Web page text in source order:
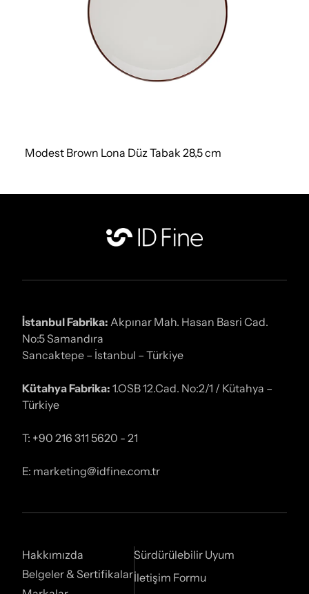
Modest Brown Lona Düz Tabak 28,5 cm
İstanbul Fabrika: Akpınar Mah. Hasan Basri Cad.
No:5 Samandıra
Sancaktepe – İstanbul – Türkiye
Kütahya Fabrika: 1.OSB 12.Cad. No:2/1 / Kütahya –
Türkiye
T: +90 216 311 5620 - 21
E: marketing@idfine.com.tr
Hakkımızda
Belgeler & Sertifikalar
Sürdürülebilir Uyum
İletişim Formu